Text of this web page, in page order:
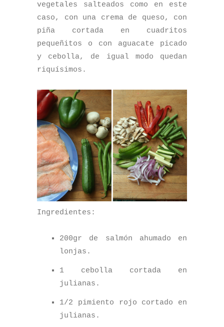
vegetales salteados como en este
caso, con una crema de queso, con
piña cortada en cuadritos
pequeñitos o con aguacate picado
y cebolla, de igual modo quedan
riquísimos.
Ingredientes:
200gr de salmón ahumado en
lonjas.
1 cebolla cortada en
julianas.
1/2 pimiento rojo cortado en
julianas.